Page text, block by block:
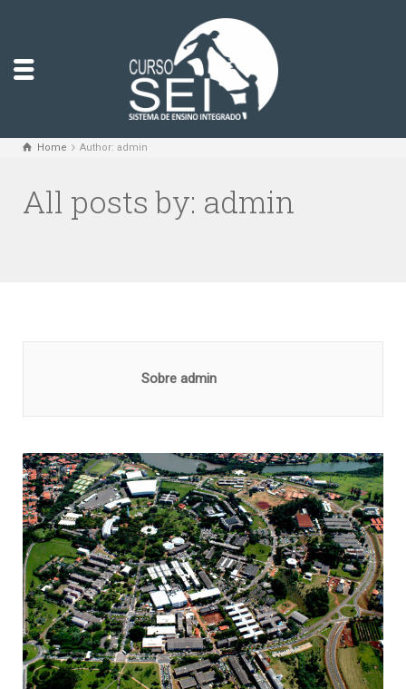
Home Author: admin
All posts by: admin
Sobre admin